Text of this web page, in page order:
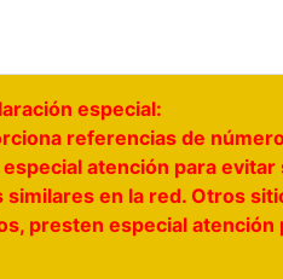
especial:
referencias de
atención para evitar
en la red. Otros
presten especial